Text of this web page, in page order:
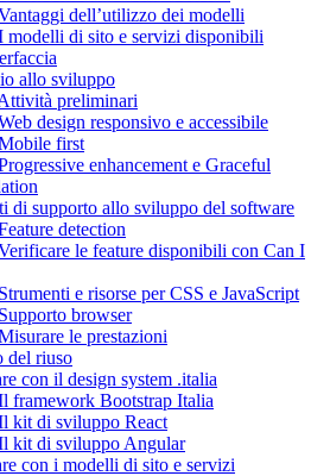
dell’utilizzo dei modelli
modelli di sito e servizi disponibili
allo sviluppo
preliminari
design responsivo e accessibile
first
enhancement e Graceful
di supporto allo sviluppo del software
detection
le feature disponibili con Can I
e risorse per CSS e JavaScript
browser
le prestazioni
del riuso
con il design system .italia
framework Bootstrap Italia
kit di sviluppo React
kit di sviluppo Angular
con i modelli di sito e servizi